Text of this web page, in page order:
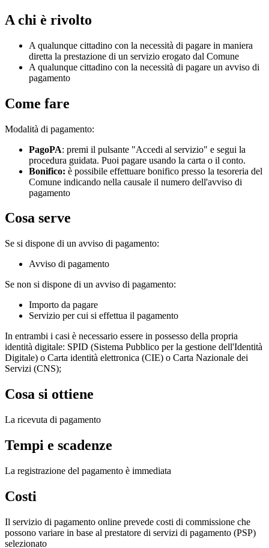
A chi è rivolto
A qualunque cittadino con la necessità di pagare in maniera
diretta la prestazione di un servizio erogato dal Comune
A qualunque cittadino con la necessità di pagare un avviso di
pagamento
Come fare
Modalità di pagamento:
PagoPA: premi il pulsante "Accedi al servizio" e segui la
procedura guidata. Puoi pagare usando la carta o il conto.
Bonifico: è possibile effettuare bonifico presso la tesoreria del
Comune indicando nella causale il numero dell'avviso di
pagamento
Cosa serve
Se si dispone di un avviso di pagamento:
Avviso di pagamento
Se non si dispone di un avviso di pagamento:
Importo da pagare
Servizio per cui si effettua il pagamento
In entrambi i casi è necessario essere in possesso della propria
identità digitale: SPID (Sistema Pubblico per la gestione dell'Identità
Digitale) o Carta identità elettronica (CIE) o Carta Nazionale dei
Servizi (CNS);
Cosa si ottiene
La ricevuta di pagamento
Tempi e scadenze
La registrazione del pagamento è immediata
Costi
Il servizio di pagamento online prevede costi di commissione che
possono variare in base al prestatore di servizi di pagamento (PSP)
selezionato